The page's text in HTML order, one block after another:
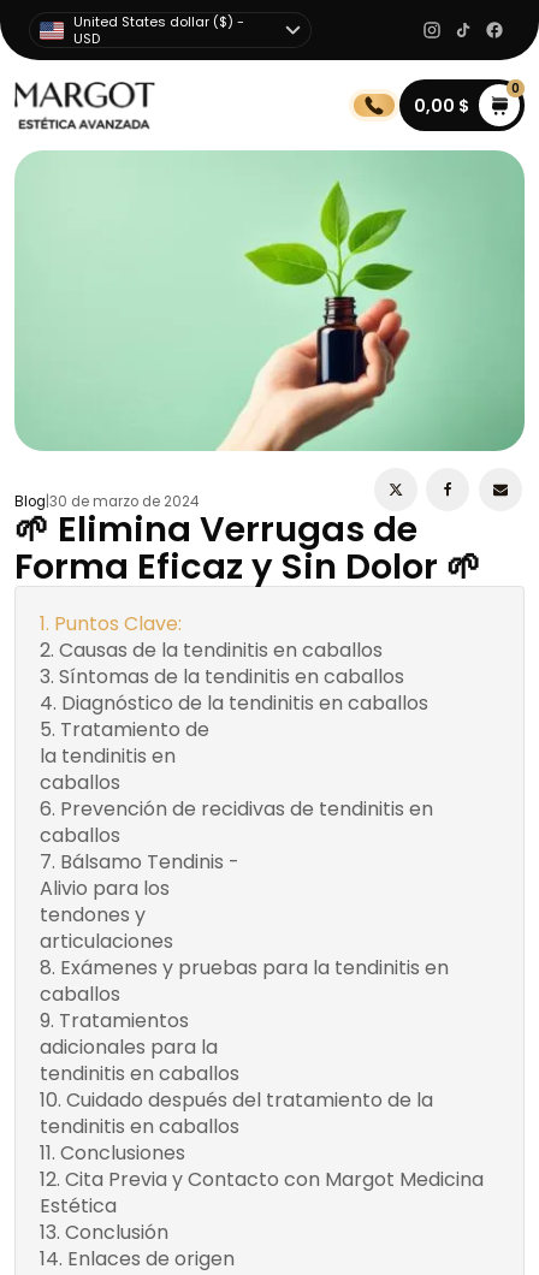
United States dollar ($) -
USD
0,00 $
0
Blog 30 de marzo de 2024
🌱 Elimina Verrugas de
Forma Eficaz y Sin Dolor 🌱
Puntos Clave:
Causas de la tendinitis en caballos
Síntomas de la tendinitis en caballos
Diagnóstico de la tendinitis en caballos
Tratamiento de
la tendinitis en
caballos
2. Aplicación de
Prevención de recidivas de tendinitis en
caballos
Bálsamo Tendinis -
Alivio para los
tendones y
articulaciones
Exámenes y pruebas para la tendinitis en
caballos
Tratamientos
adicionales para la
tendinitis en caballos
Cuidado después del tratamiento de la
tendinitis en caballos
Conclusiones
Cita Previa y Contacto con Margot Medicina
Estética
Conclusión
Enlaces de origen